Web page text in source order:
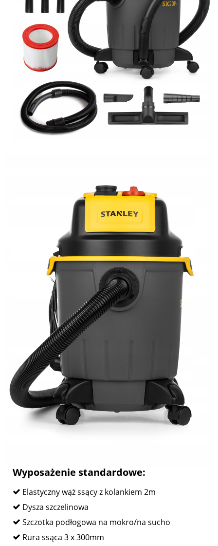
Wyposażenie standardowe:
Elastyczny wąż ssący z kolankiem 2m
Dysza szczelinowa
Szczotka podłogowa na mokro/na sucho
Rura ssąca 3 x 300mm